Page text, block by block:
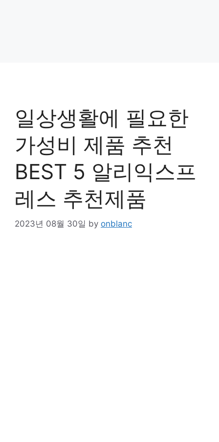
일상생활에 필요한
가성비 제품 추천
BEST 5 알리익스프
레스 추천제품
2023년 08월 30일 by onblanc